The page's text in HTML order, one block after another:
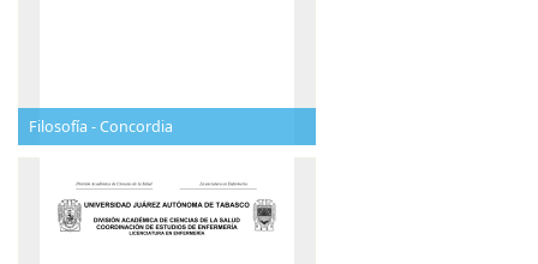
Filosofía - Concordia